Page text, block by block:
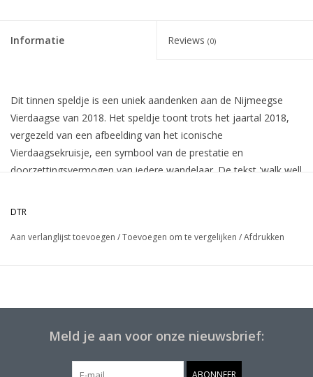
Informatie Reviews (0)
Dit tinnen speldje is een uniek aandenken aan de Nijmeegse
Vierdaagse van 2018. Het speldje toont trots het jaartal 2018,
vergezeld van een afbeelding van het iconische
Vierdaagsekruisje, een symbool van de prestatie en
doorzettingsvermogen van iedere wandelaar. De tekst 'walk well
waardevol verzamelobject voor iedereen die deze bijzondere
DTR
Aan verlanglijst toevoegen /Toevoegen om te vergelijken /Afdrukken
Meld je aan voor onze nieuwsbrief:
ABONNEER